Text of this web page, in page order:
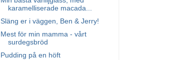
karamelliserade macada...
Släng er i väggen, Ben & Jerry!
Mest för min mamma - vårt
surdegsbröd
Pudding på en höft